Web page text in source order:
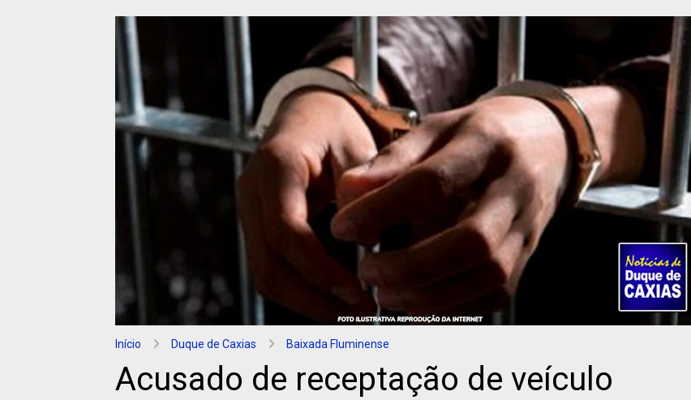
Início Duque de Caxias Baixada Fluminense
Acusado de receptação de veículo